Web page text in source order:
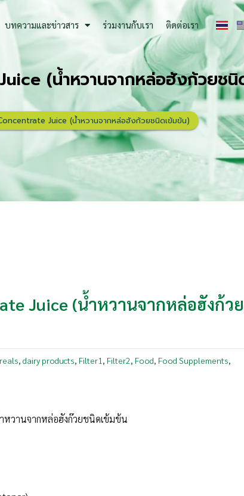
บทความและข่าวสาร ร่วมงานกับเรา ติดต่อเรา
(น้ำหวานจากหล่อฮังก้วยชนิ
Juice (น้ำหวานจากหล่อฮังก้วยชนิดเข้มข้น)
Juice (น้ำหวานจากหล่อฮังก้ว
, dairy products, Filter1 , Filter2, Food, Food Supplements,
หวานจากหล่อฮังก๊วยชนิดเข้มข้น